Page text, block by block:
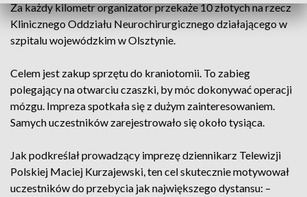
Za każdy kilometr organizator przekaże 10 złotych na rzecz
Klinicznego Oddziału Neurochirurgicznego działającego w
szpitalu wojewódzkim w Olsztynie.
Celem jest zakup sprzętu do kraniotomii. To zabieg
polegający na otwarciu czaszki, by móc dokonywać operacji
mózgu. Impreza spotkała się z dużym zainteresowaniem.
Samych uczestników zarejestrowało się około tysiąca.
Jak podkreślał prowadzący imprezę dziennikarz Telewizji
Polskiej Maciej Kurzajewski, ten cel skutecznie motywował
uczestników do przebycia jak największego dystansu: –